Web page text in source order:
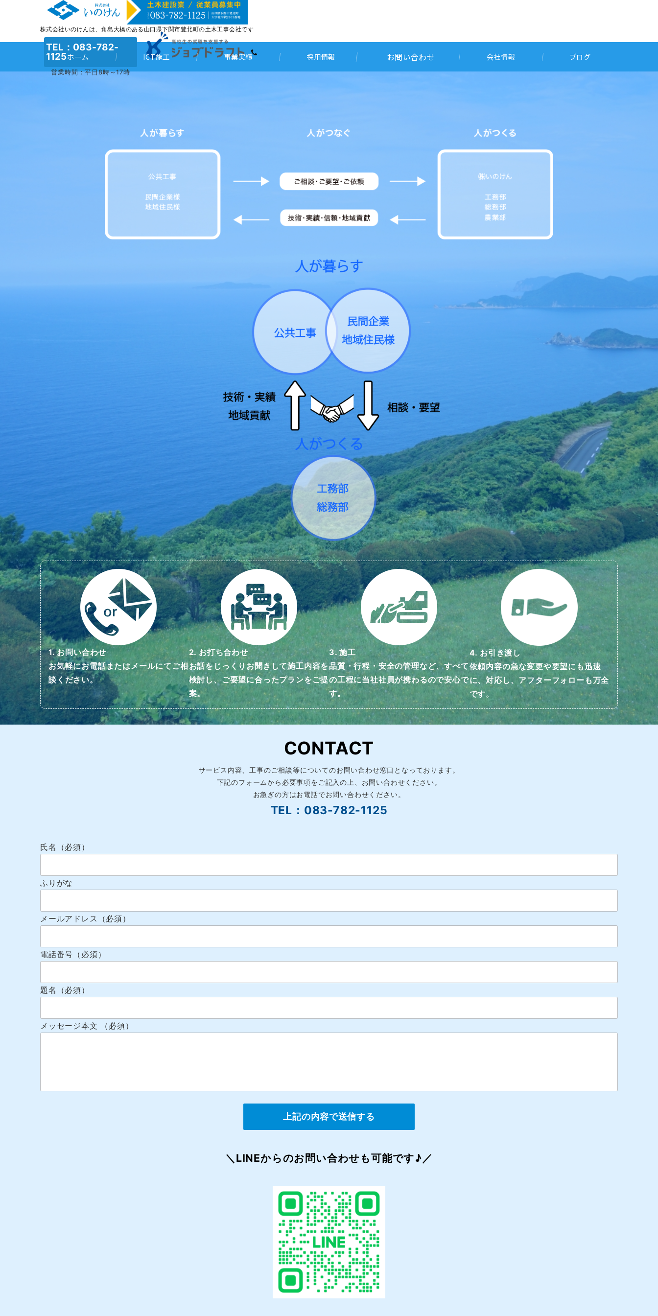
株式会社いのけんは、角島大橋のある山口県下関市豊北町の土木工事会社です
TEL：083‐782‐
1125
営業時間：平日8時～17時
ホーム ICT施工 事業実績 採用情報 お問い合わせ 会社情報 ブログ
1. お問い合わせ
お気軽にお電話またはメールにてご相
談ください。
2. お打ち合わせ
お話をじっくりお聞きして施工内容を
検討し、ご要望に合ったプランをご提
案。
3. 施工
品質・行程・安全の管理など、すべて
の工程に当社社員が携わるので安心で
す。
4. お引き渡し
依頼内容の急な変更や要望にも迅速
に、対応し、アフターフォローも万全
です。
CONTACT
サービス内容、工事のご相談等についてのお問い合わせ窓口となっております。
下記のフォームから必要事項をご記入の上、お問い合わせください。
お急ぎの方はお電話でお問い合わせください。
TEL：083-782-1125
氏名（必須）
ふりがな
メールアドレス（必須）
電話番号（必須）
題名（必須）
メッセージ本文 （必須）
＼LINEからのお問い合わせも可能です♪／